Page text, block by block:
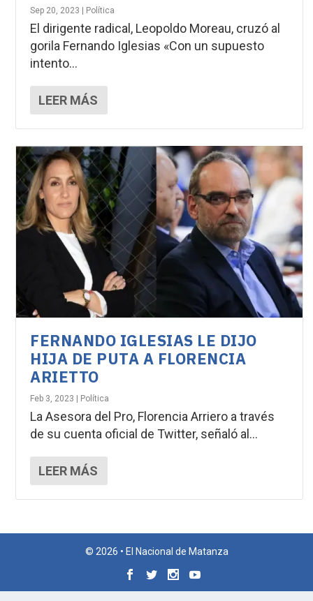
Sep 20, 2023 Política
El dirigente radical, Leopoldo Moreau, cruzó al
gorila Fernando Iglesias «Con un supuesto
intento...
LEER MÁS
FERNANDO IGLESIAS LE DIJO
HIJA DE PUTA A FLORENCIA
ARIETTO
Feb 3, 2023 | Política
La Asesora del Pro, Florencia Arriero a través
de su cuenta oficial de Twitter, señaló al...
LEER MÁS
© 2026 • El Nacional de Matanza